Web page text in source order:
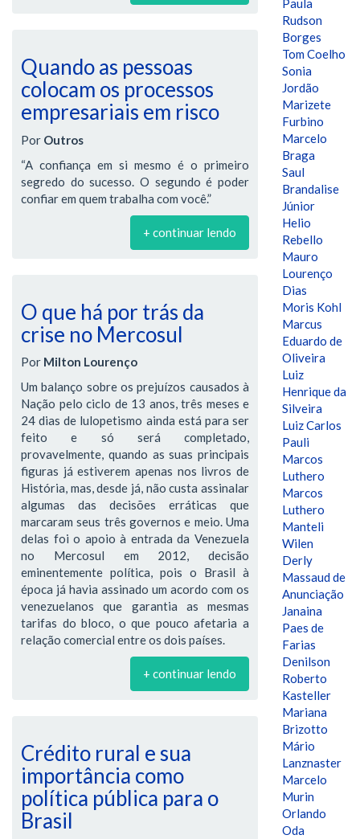
Quando as pessoas
colocam os processos
empresariais em risco
Por Outros
“A confiança em si mesmo é o primeiro
segredo do sucesso. O segundo é poder
confiar em quem trabalha com você.”
+ continuar lendo
O que há por trás da
crise no Mercosul
Por Milton Lourenço
Um balanço sobre os prejuízos causados à
Nação pelo ciclo de 13 anos, três meses e
24 dias de lulopetismo ainda está para ser
feito e só será completado,
provavelmente, quando as suas principais
figuras já estiverem apenas nos livros de
História, mas, desde já, não custa assinalar
algumas das decisões erráticas que
marcaram seus três governos e meio. Uma
delas foi o apoio à entrada da Venezuela
no Mercosul em 2012, decisão
eminentemente política, pois o Brasil à
época já havia assinado um acordo com os
venezuelanos que garantia as mesmas
tarifas do bloco, o que pouco afetaria a
relação comercial entre os dois países.
+ continuar lendo
Crédito rural e sua
importância como
política pública para o
Brasil
Paula
Rudson
Borges
Tom Coelho
Sonia
Jordão
Marizete
Furbino
Marcelo
Braga
Saul
Brandalise
Júnior
Helio
Rebello
Mauro
Lourenço
Dias
Moris Kohl
Marcus
Eduardo de
Oliveira
Luiz
Henrique da
Silveira
Luiz Carlos
Pauli
Marcos
Luthero
Marcos
Luthero
Manteli
Wilen
Derly
Massaud de
Anunciação
Janaina
Paes de
Farias
Denilson
Roberto
Kasteller
Mariana
Brizotto
Mário
Lanznaster
Marcelo
Murin
Orlando
Oda